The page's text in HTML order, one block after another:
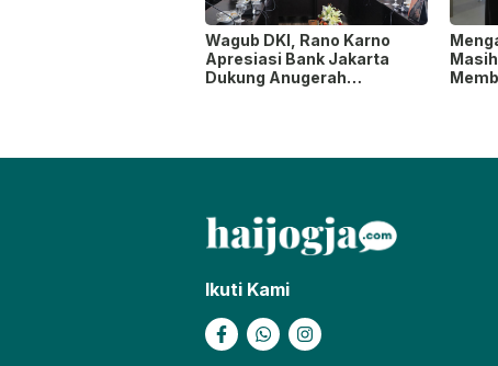
Wagub DKI, Rano Karno
Apresiasi Bank Jakarta
Dukung Anugerah
Ikuti Kami